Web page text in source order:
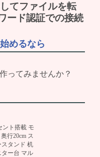
めるなら
ってみませんか？
ント搭載 モ
行20cm ス
タンド 机
ター台 マル